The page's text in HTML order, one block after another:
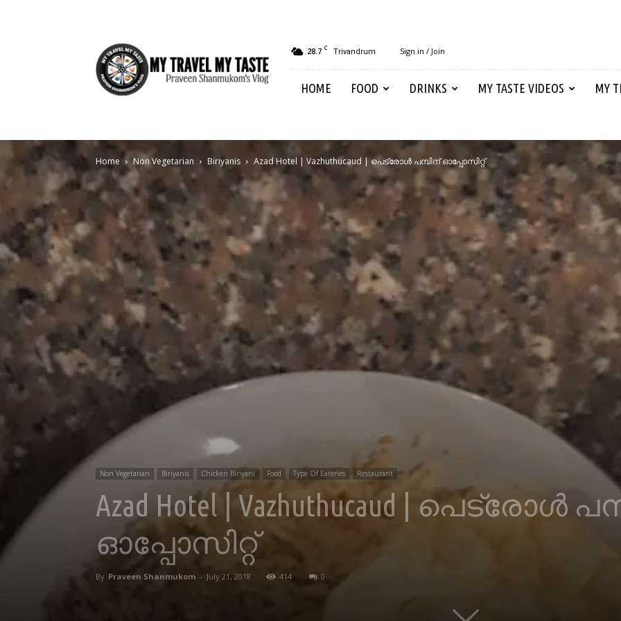
Travel
My
Taste
28.7 C Trivandrum Sign in / Join
HOME FOOD DRINKS MY TASTE VIDEOS MY
Home Non Vegetarian Biriyanis Azad Hotel | Vazhuthucaud | പെട്രോൾ പമ്പിന് ഓപ്പോസിറ്റ്
Non Vegetarian Biriyanis Chicken Biriyani Food Type Of Eateries Restaurant
Azad Hotel | Vazhuthucaud | പെട്രോൾ
ഓപ്പോസിറ്റ്
By Praveen Shanmukom - July 21, 2018 414 0